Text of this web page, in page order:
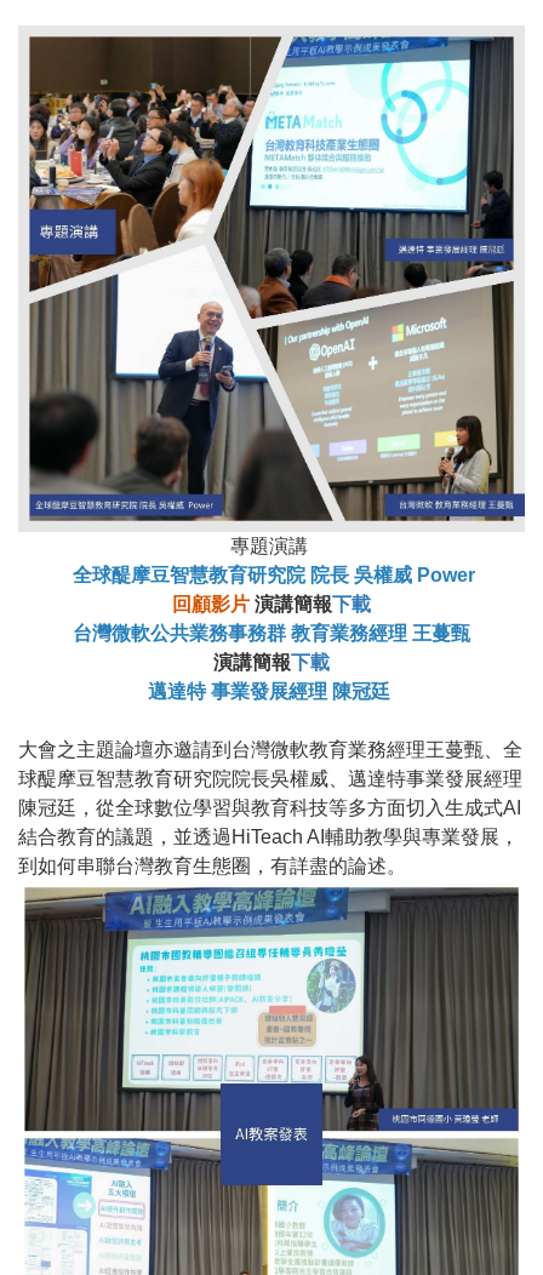
專題演講
全球醍摩豆智慧教育研究院 院長 吳權威 Power
回顧影片 演講簡報下載
台灣微軟公共業務事務群 教育業務經理 王蔓甄
演講簡報下載
邁達特 事業發展經理 陳冠廷
大會之主題論壇亦邀請到台灣微軟教育業務經理王蔓甄、全
球醍摩豆智慧教育研究院院長吳權威、邁達特事業發展經理
陳冠廷，從全球數位學習與教育科技等多方面切入生成式AI
結合教育的議題，並透過HiTeach AI輔助教學與專業發展，
到如何串聯台灣教育生態圈，有詳盡的論述。